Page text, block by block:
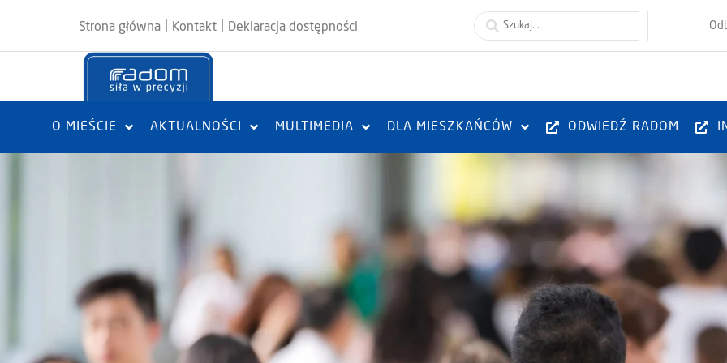
Strona główna Kontakt Deklaracja dostępności
O MIEŚCIE AKTUALNOŚCI MULTIMEDIA DLA MIESZKAŃCÓW ODWIEDŹ RADOM